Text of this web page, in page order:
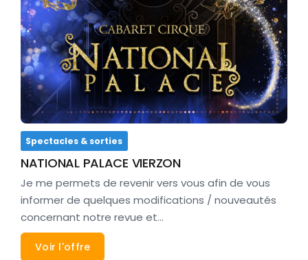
Spectacles & sorties
NATIONAL PALACE VIERZON
Je me permets de revenir vers vous afin de vous
informer de quelques modifications / nouveautés
concernant notre revue et…
Voir l'offre